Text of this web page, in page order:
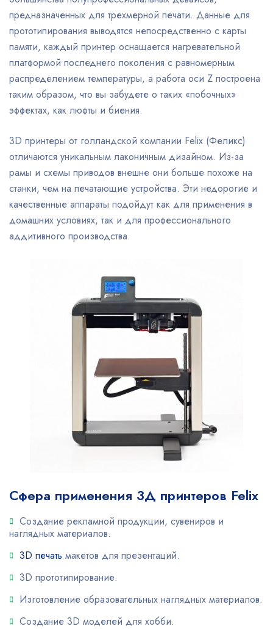
предназначенных для трехмерной печати. Данные для
прототипирования выводятся непосредственно с карты
памяти, каждый принтер оснащается нагревательной
платформой последнего поколения с равномерным
распределением температуры, а работа оси Z построена
таким образом, что вы забудете о таких «побочных»
эффектах, как люфты и биения.
3D принтеры от голландской компании Felix (Феликс)
отличаются уникальным лаконичным дизайном. Из-за
рамы и схемы приводов внешне они больше похоже на
станки, чем на печатающие устройства. Эти недорогие и
качественные аппараты подойдут как для применения в
домашних условиях, так и для профессионального
аддитивного производства.
Сфера применения 3Д принтеров Felix
Создание рекламной продукции, сувениров и
наглядных материалов.
3D печать макетов для презентаций.
3D прототипирование.
Изготовление образовательных наглядных материалов.
Создание 3D моделей для хобби.